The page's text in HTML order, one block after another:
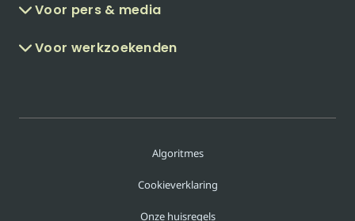
Voor pers & media
Voor werkzoekenden
Algoritmes
Cookieverklaring
Onze huisregels